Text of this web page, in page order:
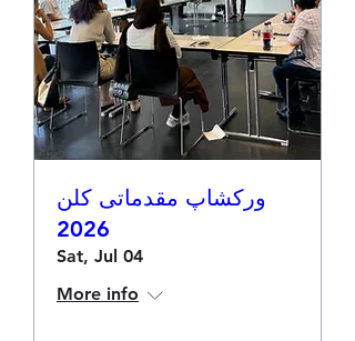
ورکشاپ مقدماتی کلن
2026
Sat, Jul 04
More info